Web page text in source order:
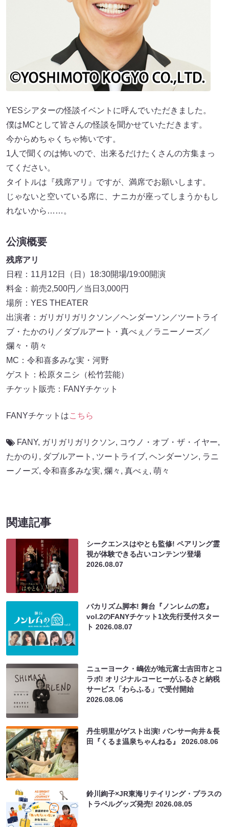
YESシアターの怪談イベントに呼んでいただきました。
僕はMCとして皆さんの怪談を聞かせていただきます。
今からめちゃくちゃ怖いです。
1人で聞くのは怖いので、出来るだけたくさんの方集まっ
てください。
タイトルは『残席アリ』ですが、満席でお願いします。
じゃないと空いている席に、ナニカが座ってしまうかもし
れないから……。
公演概要
残席アリ
日程：11月12日（日）18:30開場/19:00開演
料金：前売2,500円／当日3,000円
場所：YES THEATER
出演者：ガリガリガリクソン／ヘンダーソン／ツートライ
ブ・たかのり／ダブルアート・真べぇ／ラニーノーズ／
爛々・萌々
MC：令和喜多みな実・河野
ゲスト：松原タニシ（松竹芸能）
チケット販売：FANYチケット
FANYチケットはこちら
FANY, ガリガリガリクソン, コウノ・オブ・ザ・イヤー,
たかのり , ダブルアート , ツートライブ, ヘンダーソン, ラニ
ーノーズ, 令和喜多みな実, 爛々 , 真べぇ , 萌々
関連記事
シークエンスはやとも監修! ペアリング霊
視が体験できる占いコンテンツ登場
2026.08.07
バカリズム脚本! 舞台『ノンレムの窓』
vol.2のFANYチケット1次先行受付スター
ト2026.08.07
ニューヨーク・嶋佐が地元富士吉田市とコ
ラボ! オリジナルコーヒーがふるさと納税
サービス「わらふる」で受付開始
2026.08.06
丹生明里がゲスト出演! パンサー向井＆長
田『くるま温泉ちゃんねる』2026.08.06
鈴川絢子×JR東海リテイリング・プラスの
トラベルグッズ発売!2026.08.05